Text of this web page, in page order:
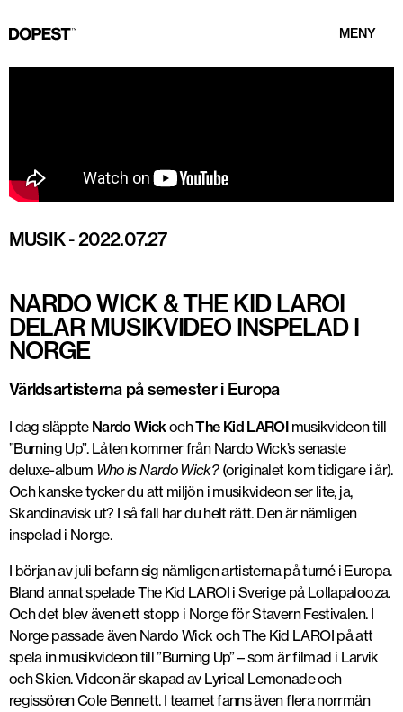
MENY
MUSIK-2022.07.27
NARDO WICK & THE KID LAROI
DELAR MUSIKVIDEO INSPELAD I
NORGE
Världsartisterna på semester i Europa
I dag släppte Nardo WickochThe Kid LAROImusikvideon till
”Burning Up”. Låten kommer från Nardo Wick’s senaste
deluxe-album Who is Nardo Wick? (originalet kom tidigare i år).
Och kanske tycker du att miljön i musikvideon ser lite, ja,
Skandinavisk ut? I så fall har du helt rätt. Den är nämligen
inspelad i Norge.
I början av juli befann sig nämligen artisterna på turné i Europa.
Bland annat spelade The Kid LAROI i Sverige på Lollapalooza.
Och det blev även ett stopp i Norge för Stavern Festivalen. I
Norge passade även Nardo Wick och The Kid LAROI på att
spela in musikvideon till ”Burning Up” – som är filmad i Larvik
och Skien. Videon är skapad av Lyrical Lemonade och
regissören Cole Bennett. I teamet fanns även flera norrmän